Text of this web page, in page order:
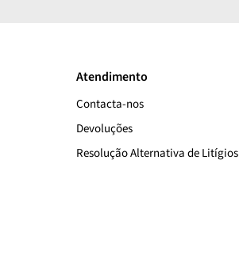
Atendimento
Contacta-nos
Devoluções
Resolução Alternativa de Litígios